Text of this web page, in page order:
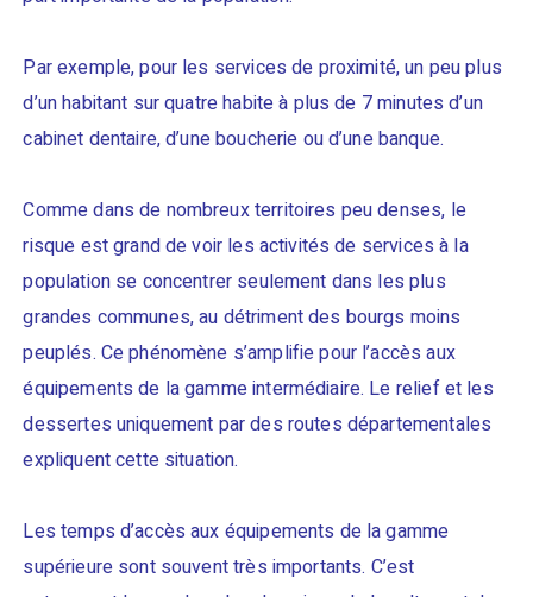
Par exemple, pour les services de proximité, un peu plus
d’un habitant sur quatre habite à plus de 7 minutes d’un
cabinet dentaire, d’une boucherie ou d’une banque.
Comme dans de nombreux territoires peu denses, le
risque est grand de voir les activités de services à la
population se concentrer seulement dans les plus
grandes communes, au détriment des bourgs moins
peuplés. Ce phénomène s’amplifie pour l’accès aux
équipements de la gamme intermédiaire. Le relief et les
dessertes uniquement par des routes départementales
expliquent cette situation.
Les temps d’accès aux équipements de la gamme
supérieure sont souvent très importants. C’est